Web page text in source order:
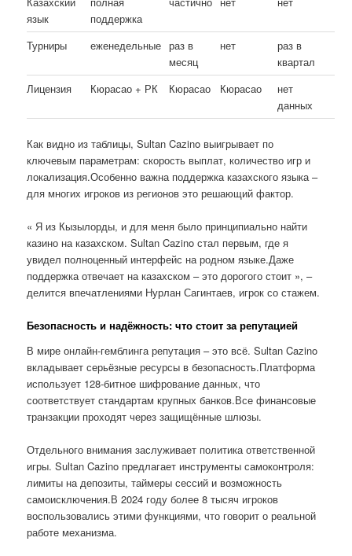
язык
поддержка
Турниры еженедельные раз в
месяц
нет
раз в
квартал
Лицензия
Кюрасао + РК Кюрасао Кюрасао
нет
данных
Как видно из таблицы, Sultan Cazino выигрывает по
ключевым параметрам: скорость выплат, количество игр и
локализация.Особенно важна поддержка казахского языка –
для многих игроков из регионов это решающий фактор.
« Я из Кызылорды, и для меня было принципиально найти
казино на казахском. Sultan Cazino стал первым, где я
увидел полноценный интерфейс на родном языке.Даже
поддержка отвечает на казахском – это дорогого стоит », –
делится впечатлениями Нурлан Сагинтаев, игрок со стажем.
Безопасность и надёжность: что стоит за репутацией
В мире онлайн-гемблинга репутация – это всё. Sultan Cazino
вкладывает серьёзные ресурсы в безопасность.Платформа
использует 128-битное шифрование данных, что
соответствует стандартам крупных банков.Все финансовые
транзакции проходят через защищённые шлюзы.
Отдельного внимания заслуживает политика ответственной
игры. Sultan Cazino предлагает инструменты самоконтроля:
лимиты на депозиты, таймеры сессий и возможность
самоисключения.В 2024 году более 8 тысяч игроков
воспользовались этими функциями, что говорит о реальной
работе механизма.